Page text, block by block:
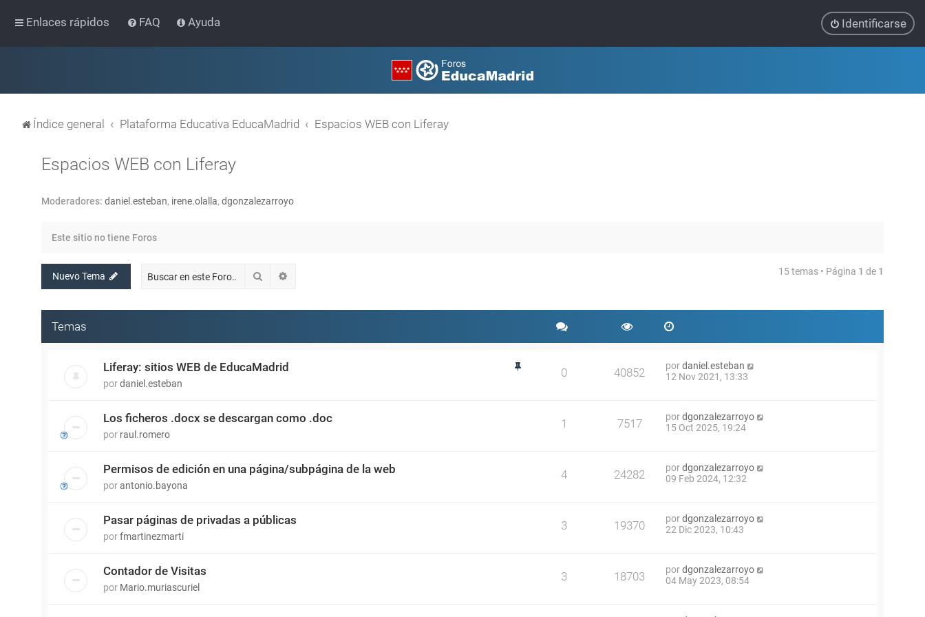
Enlaces rápidos FAQ Ayuda Identificarse
Índice general Plataforma Educativa EducaMadrid Espacios WEB con Liferay
Espacios WEB con Liferay
Moderadores: daniel.esteban, irene.olalla, dgonzalezarroyo
Este sitio no tiene Foros
Nuevo Tema Buscar 15 temas • Página 1 de 1
Temas
Liferay: sitios WEB de EducaMadrid
pordaniel.esteban
0 40852 pordaniel.esteban
12 Nov 2021, 13:33
Los ficheros .docx se descargan como .doc
por raul.romero
1 7517 pordgonzalezarroyo
15 Oct 2025, 19:24
Permisos de edición en una página/subpágina de la web
porantonio.bayona
4 24282 pordgonzalezarroyo
09 Feb 2024, 12:32
Pasar páginas de privadas a públicas
porfmartinezmarti
3 19370 pordgonzalezarroyo
22 Dic 2023, 10:43
Contador de Visitas
por Mario.muriascuriel
3 18703 pordgonzalezarroyo
04 May 2023, 08:54